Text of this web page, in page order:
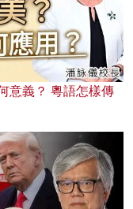
意義？ 粵語怎樣傳